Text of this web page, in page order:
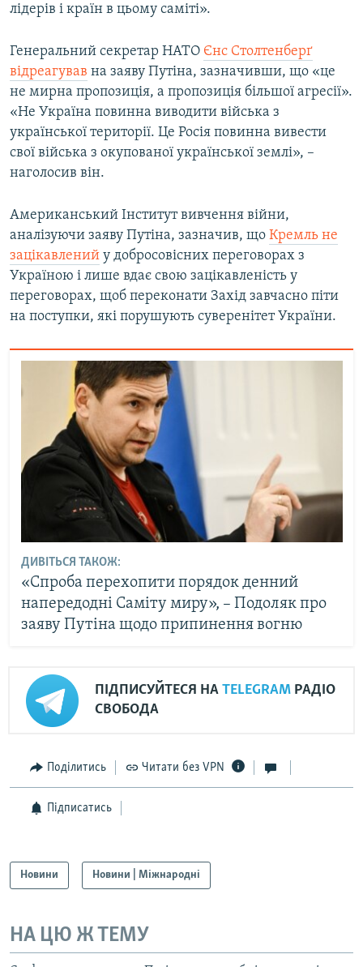
лідерів і країн в цьому саміті».
Генеральний секретар НАТО Єнс Столтенберґ
відреагував на заяву Путіна, зазначивши, що «це
не мирна пропозиція, а пропозиція більшої агресії».
«Не Україна повинна виводити війська з
української території. Це Росія повинна вивести
свої війська з окупованої української землі», –
наголосив він.
Американський Інститут вивчення війни,
аналізуючи заяву Путіна, зазначив, що Кремль не
зацікавлений у добросовісних переговорах з
Україною і лише вдає свою зацікавленість у
переговорах, щоб переконати Захід завчасно піти
на поступки, які порушують суверенітет України.
ДИВІТЬСЯ ТАКОЖ:
«Спроба перехопити порядок денний
напередодні Саміту миру», – Подоляк про
заяву Путіна щодо припинення вогню
ПІДПИСУЙТЕСЯ НА TELEGRAM РАДІО
СВОБОДА
Поділитись Читати без VPN
Підписатись
Новини Новини | Міжнародні
НА ЦЮ Ж ТЕМУ